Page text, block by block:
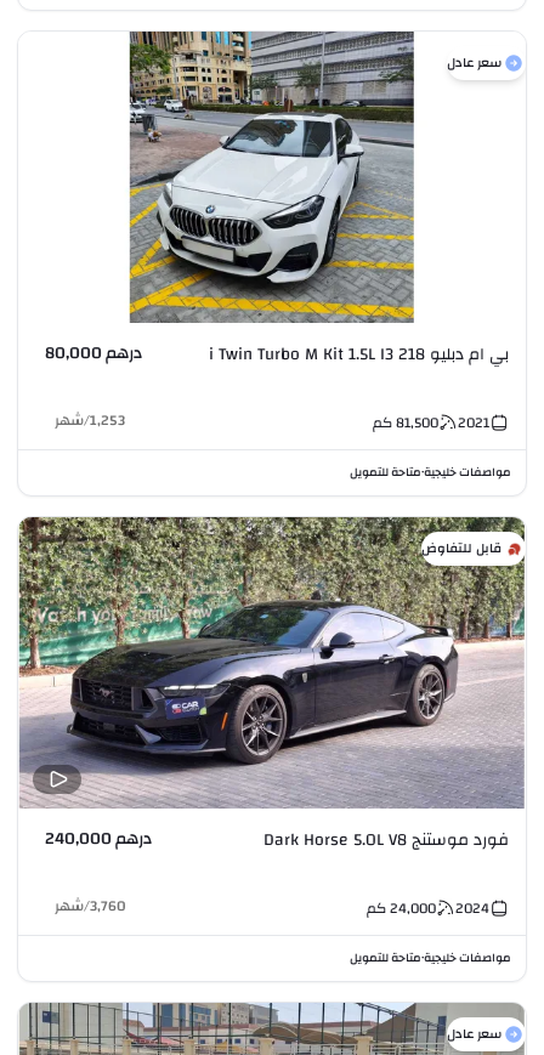
سعر عادل
بي ام دبليو 218 i Twin Turbo M Kit 1.5L I3 درهم 80,000
2021
81,500كم 1,253
/شهر
مواصفات خليجية•متاحة للتمويل
قابل للتفاوض
فورد موستنج Dark Horse 5.0L V8 درهم 240,000
2024
24,000كم 3,760
/شهر
مواصفات خليجية•متاحة للتمويل
سعر عادل